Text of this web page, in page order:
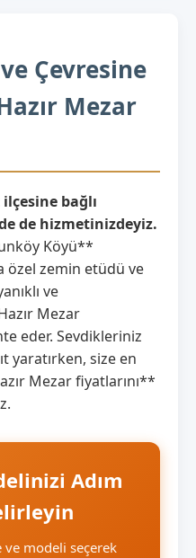
Çevresine
Mezar
bağlı
de hizmetinizdeyiz.
Köyü**
özel zemin etüdü ve
ve
Mezar
eder. Sevdikleriniz
yaratırken, size en
Mezar fiyatlarını**
Adım
modeli seçerek